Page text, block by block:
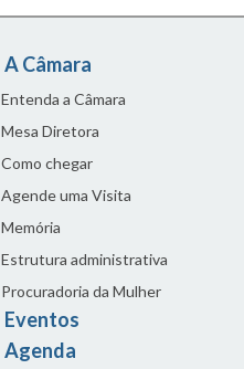
A Câmara
Entenda a Câmara
Mesa Diretora
Como chegar
Agende uma Visita
Memória
Estrutura administrativa
Procuradoria da Mulher
Eventos
Agenda